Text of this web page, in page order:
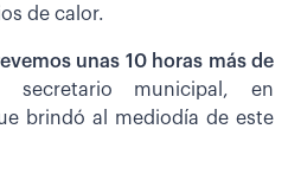
de calor.
unas 10 horas más de
municipal, en
brindó al mediodía de este